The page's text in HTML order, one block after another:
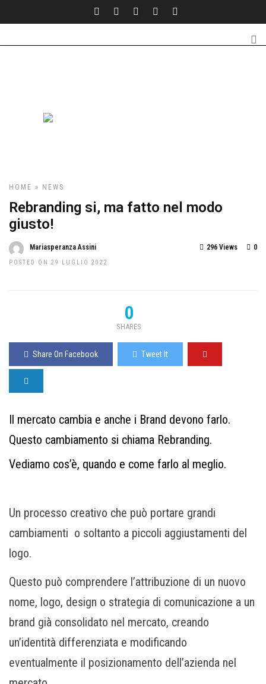
HOME » NEWS
Rebranding si, ma fatto nel modo
giusto!
Mariasperanza Assini
POSTED ON 29 LUGLIO 2022
0
296 Views
0
SHARES
Share On Facebook Tweet It
Il mercato cambia e anche i Brand devono farlo.
Questo cambiamento si chiama Rebranding.
Vediamo cos’è, quando e come farlo al meglio.
Un processo creativo che può portare grandi
cambiamenti o soltanto a piccoli aggiustamenti del
logo.
Questo può comprendere l’attribuzione di un nuovo
nome, logo, design o strategia di comunicazione a un
brand già consolidato nel mercato, creando
un’identità differenziata e modificando
eventualmente il posizionamento dell’azienda nel